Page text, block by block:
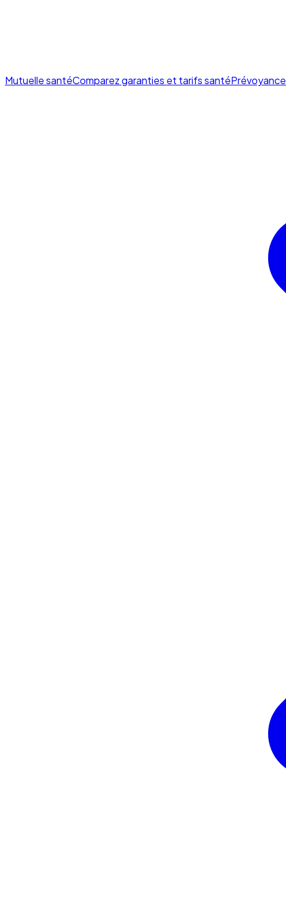
Mutuelle santéComparez garanties et tarifs santéPrévoyance